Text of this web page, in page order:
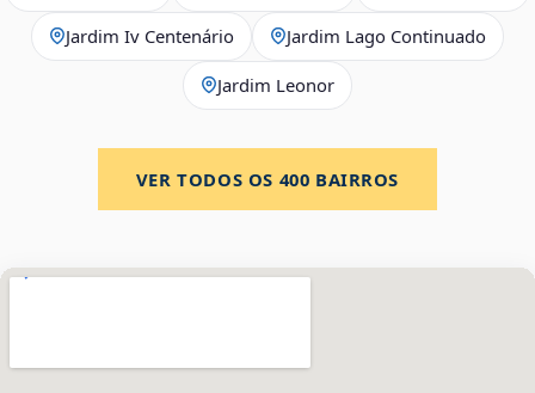
Jardim Iv Centenário Jardim Lago Continuado
Jardim Leonor
VER TODOS OS 400 BAIRROS